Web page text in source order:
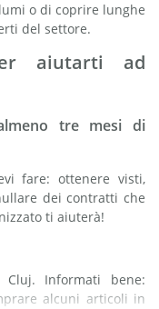
o di coprire lunghe
del settore.
aiutarti ad
tre mesi di
fare: ottenere visti,
dei contratti che
ti aiuterà!
Informati bene:
alcuni articoli in